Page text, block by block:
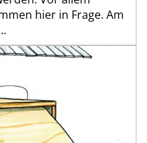
hier in Frage. Am